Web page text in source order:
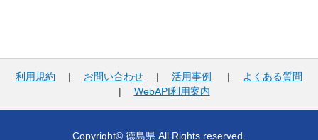
利用規約 | お問い合わせ | 活用事例 |
よくある質問
| WebAPI利用案内
Copyright© 徳島県 All Rights reserved.